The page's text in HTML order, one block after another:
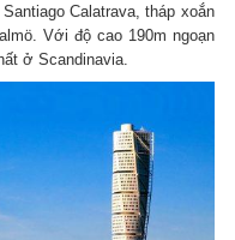
Calatrava, tháp xoắn
Với độ cao 190m ngoạn
ở Scandinavia.